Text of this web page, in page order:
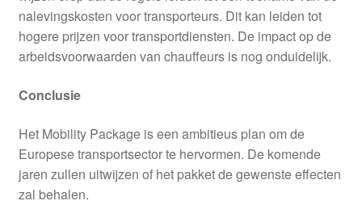
nalevingskosten voor transporteurs. Dit kan leiden tot
hogere prijzen voor transportdiensten. De impact op de
arbeidsvoorwaarden van chauffeurs is nog onduidelijk.
Conclusie
Het Mobility Package is een ambitieus plan om de
Europese transportsector te hervormen. De komende
jaren zullen uitwijzen of het pakket de gewenste effecten
zal behalen.